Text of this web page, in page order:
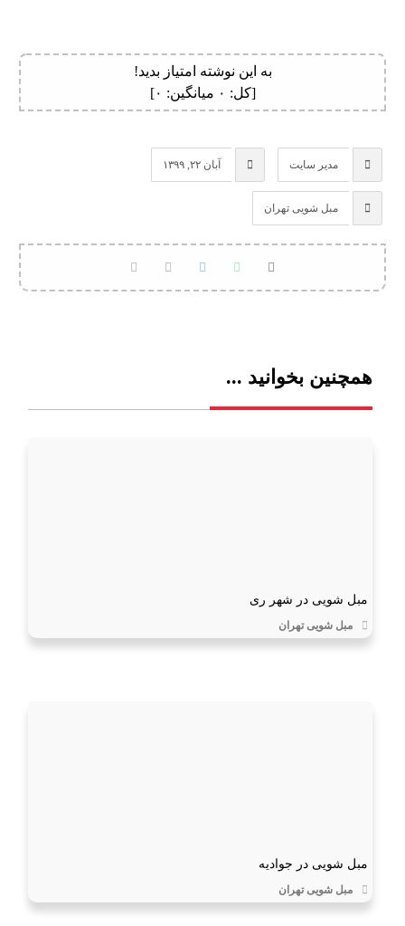
به این نوشته امتیاز بدید!
[کل: ۰ میانگین: ۰]
مدیر سایت آبان ۲۲, ۱۳۹۹
مبل شویی تهران
همچنین بخوانید ...
مبل شویی در شهر ری
مبل شویی تهران
مبل شویی در جوادیه
مبل شویی تهران